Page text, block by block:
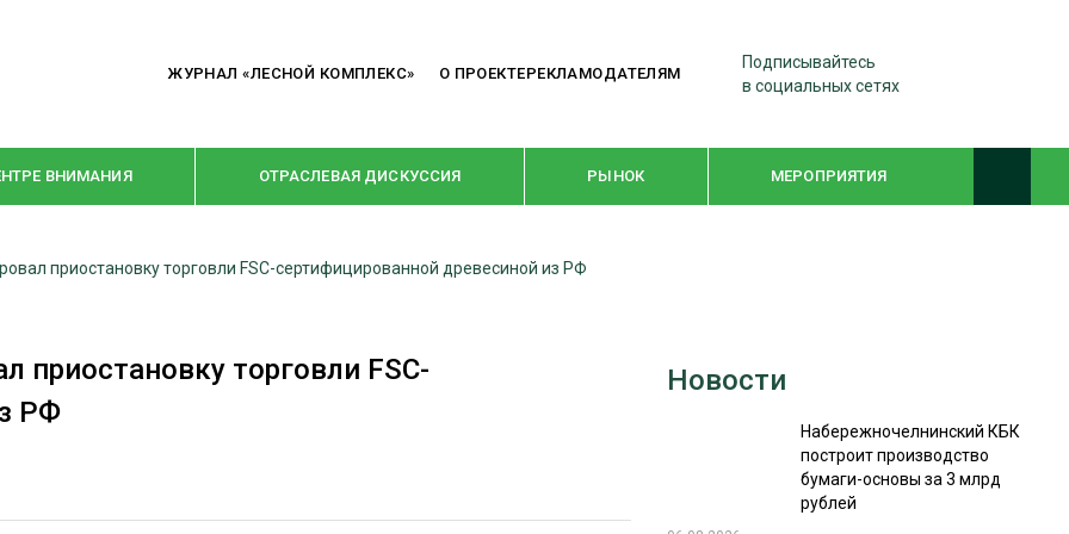
ЖУРНАЛ «ЛЕСНОЙ КОМПЛЕКС» О ПРОЕКТЕРЕКЛАМОДАТЕЛЯМ
Подписывайтесь
в социальных сетях
ВНИМАНИЯ ОТРАСЛЕВАЯ ДИСКУССИЯ РЫНОК МЕРОПРИЯТИЯ
ДОМОСТРОЕНИЕ
РУБРИКИ
КРУПНЫМ ПЛАНОМ WOODEX-2021
СУШКА ДРЕВЕСИНЫ
приостановку торговли FSC-сертифицированной древесиной из РФ
приостановку торговли FSC-
РФ
Новости
Набережночелнинский КБК
построит производство
бумаги-основы за 3 млрд
рублей